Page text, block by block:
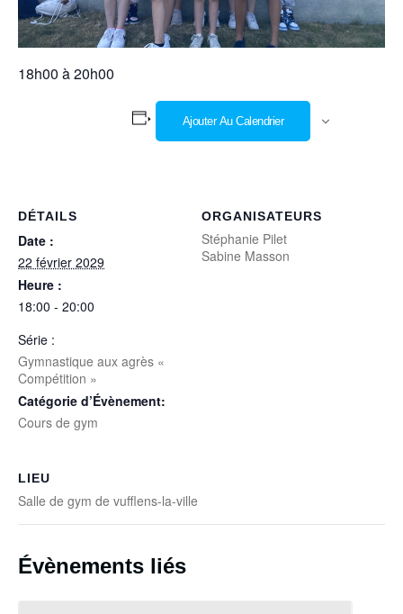
18h00 à 20h00
Ajouter Au Calendrier
DÉTAILS
Date :
22 février 2029
Heure :
18:00 - 20:00
Série :
Gymnastique aux agrès «
Compétition »
Catégorie d’Évènement:
Cours de gym
ORGANISATEURS
Stéphanie Pilet
Sabine Masson
LIEU
Salle de gym de vufflens-la-ville
Évènements liés